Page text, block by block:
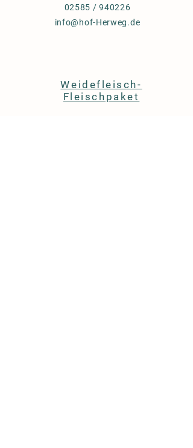
02585 / 940226
info@hof-Herweg.de
Weidefleisch-
Fleischpaket